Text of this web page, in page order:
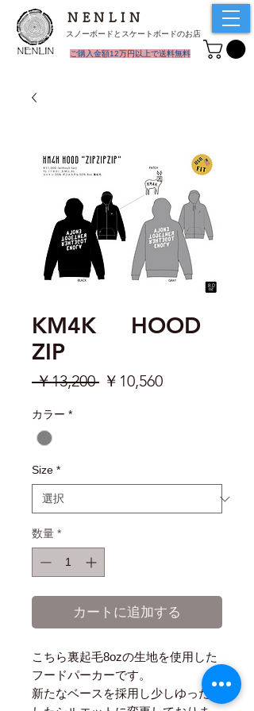
スノーボードとスケートボードのお店
NENLIN
​ご購入金額12万円以上で送料無料
KM4K HOOD
ZIP
￥13,200 通￥10,560セ
カラー *
Size *
数量 *
カートに追加する
こちら裏起毛8ozの生地を使用した
フードパーカーです。
新たなベースを採用し少しゆったり